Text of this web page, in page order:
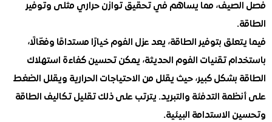
مما يساهم في تحقيق توازن حراري مثلى وتوفير
بتوفير الطاقة، يعد عزل الفوم خيارًا مستدامًا وفعّالًا،
تقنيات الفوم الحديثة، يمكن تحسين كفاءة استهلاك
بشكل كبير، حيث يقلل من الاحتياجات الحرارية ويقلل الضغط
التدفئة والتبريد. يترتب على ذلك تقليل تكاليف الطاقة
الاستدامة البيئية.